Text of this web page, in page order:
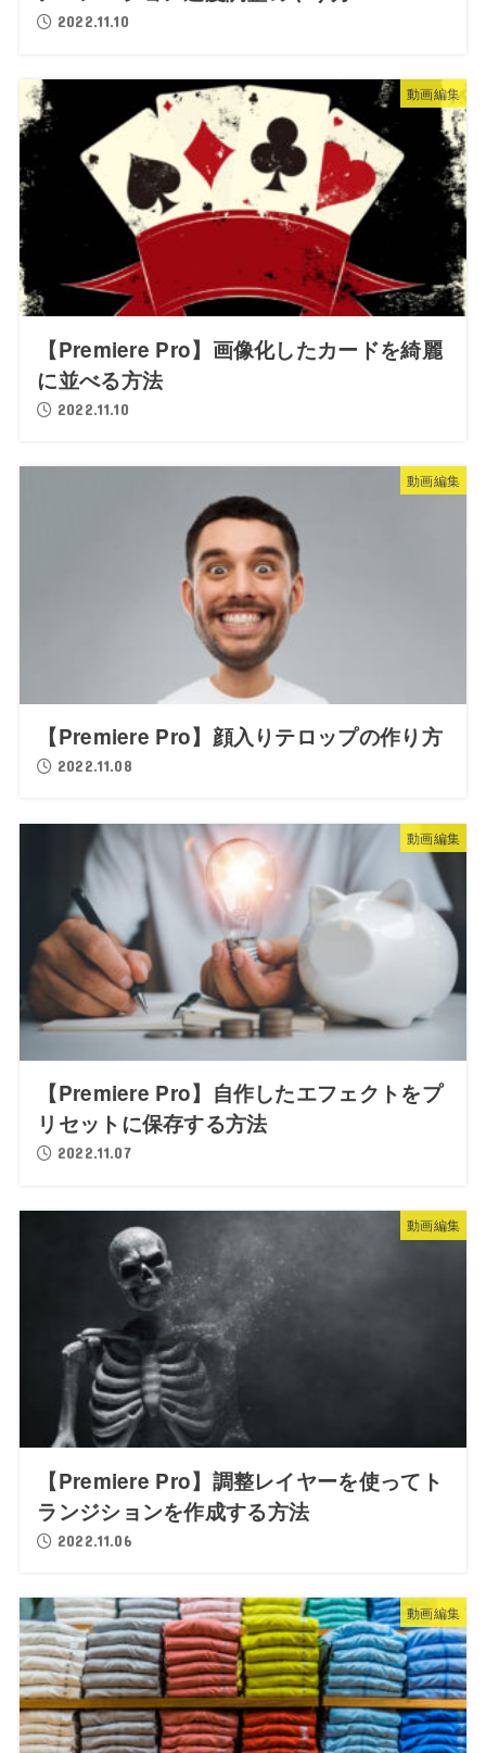
2022.11.10
動画編集
【Premiere Pro】画像化したカードを綺麗
に並べる方法
2022.11.10
動画編集
【Premiere Pro】顔入りテロップの作り方
2022.11.08
動画編集
【Premiere Pro】自作したエフェクトをプ
リセットに保存する方法
2022.11.07
動画編集
【Premiere Pro】調整レイヤーを使ってト
ランジションを作成する方法
2022.11.06
動画編集